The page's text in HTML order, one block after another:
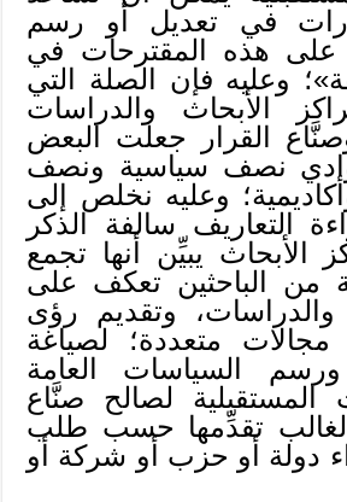
في تعديل أو رسم
على هذه المقترحات في
وعليه فإن الصلة التي
الأبحاث والدراسات
القرار جعلت البعض
نوادي نصف سياسية ونصف
وعليه نخلص إلى
التعاريف سالفة الذكر
الأبحاث يبيِّن أنها تجمع
من الباحثين تعكف على
والدراسات، وتقديم رؤى
متعددة؛ لصياغة
ورسم السياسات العامة
المستقبلية لصالح صنَّاع
تقدِّمها حسب طلب
دولة أو حزب أو شركة أو